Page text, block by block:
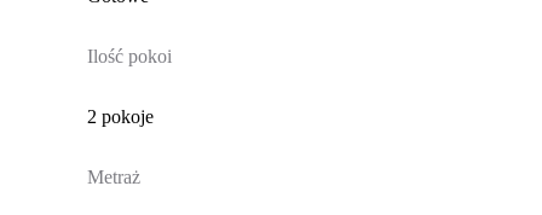
Ilość pokoi
2 pokoje
Metraż